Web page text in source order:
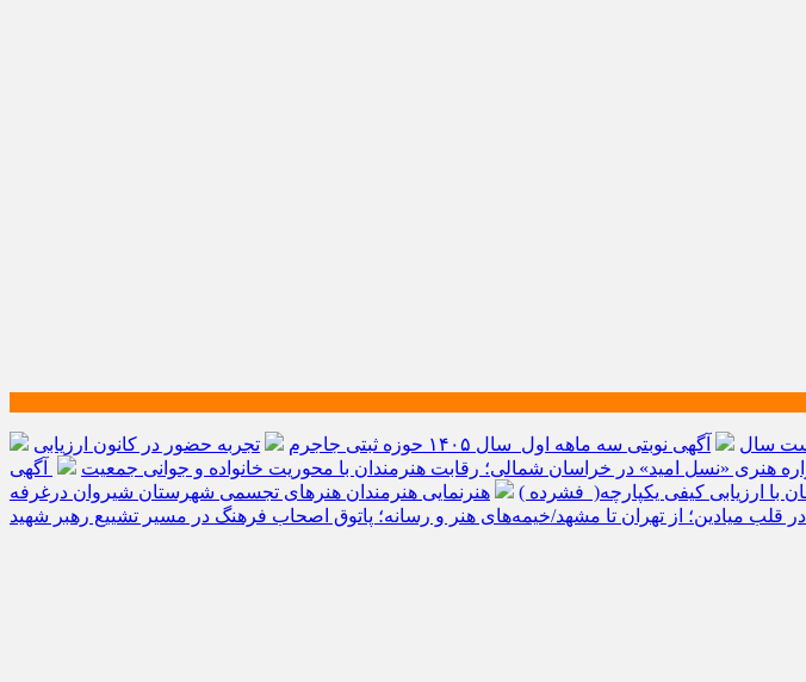
آگهی نوبتی سه ماهه اول سال ۱۴۰۵ حوزه ثبتی جاجرم
تجربه حضور در کانون ارزیابی
هنری «نسل امید» در خراسان شمالی؛ رقابت هنرمندان با محوریت خانواده و جوانی جمعیت
آگهی
با ارزیابی کیفی یکپارچه( فشرده )
هنرنمایی هنرمندان هنرهای تجسمی شهرستان شیروان درغرفه
قلب میادین؛ از تهران تا مشهد/خیمه‌های هنر و رسانه؛ پاتوق اصحاب فرهنگ در مسیر تشییع رهبر شهید